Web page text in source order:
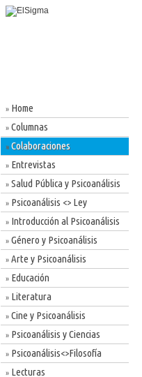
» Home
» Columnas
» Colaboraciones
» Entrevistas
» Salud Pública y Psicoanálisis
» Psicoanálisis <> Ley
» Introducción al Psicoanálisis
» Género y Psicoanálisis
» Arte y Psicoanálisis
» Educación
» Literatura
» Cine y Psicoanálisis
» Psicoanálisis y Ciencias
» Psicoanálisis<>Filosofía
» Lecturas